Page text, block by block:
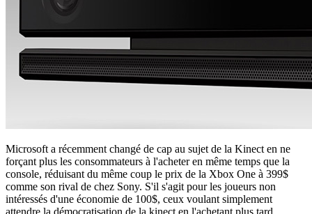
Microsoft a récemment changé de cap au sujet de la Kinect en ne
forçant plus les consommateurs à l'acheter en même temps que la
console, réduisant du même coup le prix de la Xbox One à 399$
comme son rival de chez Sony. S'il s'agit pour les joueurs non
intéressés d'une économie de 100$, ceux voulant simplement